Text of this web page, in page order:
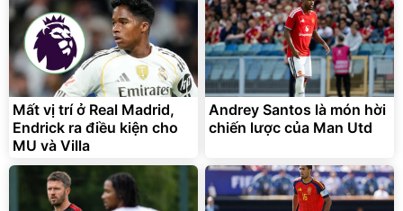
Mất vị trí ở Real Madrid,
Endrick ra điều kiện cho
MU và Villa
Andrey Santos là món hời
chiến lược của Man Utd